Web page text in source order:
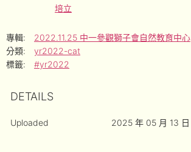
培立
專輯:
2022.11.25 中一參觀獅子會自然教育中心
分類:
yr2022-cat
標籤:
#yr2022
DETAILS
Uploaded 2025 年 05 月 13 日